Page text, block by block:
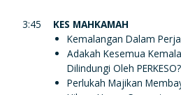
3:45
KES MAHKAMAH
Kemalangan Dalam
Adakah Kesemua
Dilindungi Oleh PERKESO?
Perlukah Majikan